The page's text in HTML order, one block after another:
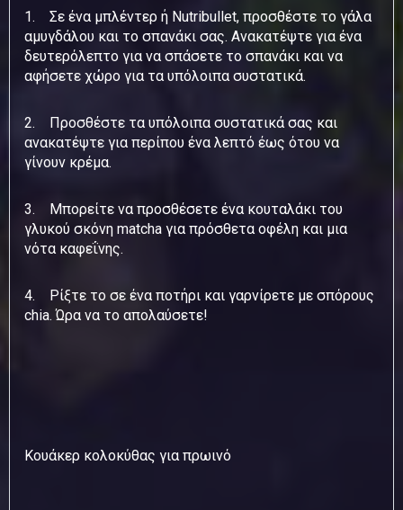
1. Σε ένα μπλέντερ ή Nutribullet, προσθέστε το γάλα
αμυγδάλου και το σπανάκι σας. Ανακατέψτε για ένα
δευτερόλεπτο για να σπάσετε το σπανάκι και να
αφήσετε χώρο για τα υπόλοιπα συστατικά.
2. Προσθέστε τα υπόλοιπα συστατικά σας και
ανακατέψτε για περίπου ένα λεπτό έως ότου να
γίνουν κρέμα.
3. Μπορείτε να προσθέσετε ένα κουταλάκι του
γλυκού σκόνη matcha για πρόσθετα οφέλη και μια
νότα καφεΐνης.
4. Ρίξτε το σε ένα ποτήρι και γαρνίρετε με σπόρους
chia. Ώρα να το απολαύσετε!
Κουάκερ κολοκύθας για πρωινό